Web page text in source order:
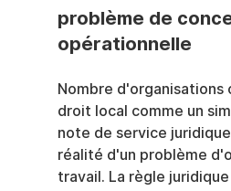
problème de
opérationnelle
Nombre d'organisations
droit local comme un
note de service
réalité d'un problème
travail. La règle juridique